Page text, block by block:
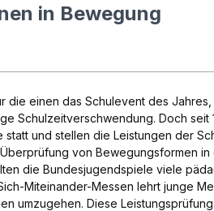
in Bewegung
die einen das Schulevent des
Schulzeitverschwendung. Doch seit
und stellen die Leistungen der
von Bewegungsformen in
die Bundesjugendspiele viele
Miteinander-Messen lehrt junge
umzugehen. Diese